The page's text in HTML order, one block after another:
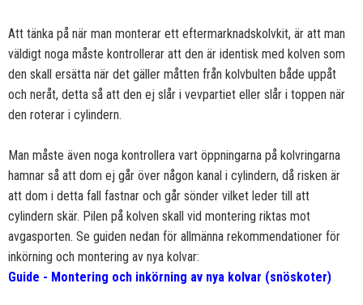
Att tänka på när man monterar ett eftermarknadskolvkit, är att man
väldigt noga måste kontrollerar att den är identisk med kolven som
den skall ersätta när det gäller måtten från kolvbulten både uppåt
och neråt, detta så att den ej slår i vevpartiet eller slår i toppen när
den roterar i cylindern.
Man måste även noga kontrollera vart öppningarna på kolvringarna
hamnar så att dom ej går över någon kanal i cylindern, då risken är
att dom i detta fall fastnar och går sönder vilket leder till att
cylindern skär. Pilen på kolven skall vid montering riktas mot
avgasporten. Se guiden nedan för allmänna rekommendationer för
inkörning och montering av nya kolvar:
Guide - Montering och inkörning av nya kolvar (snöskoter)